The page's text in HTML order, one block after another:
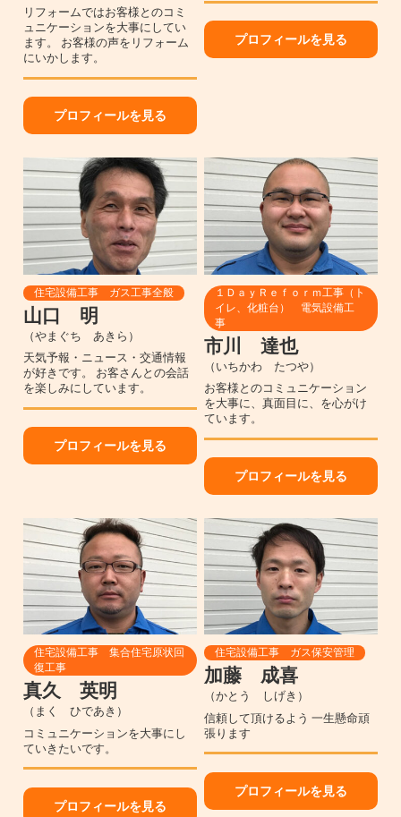
リフォームではお客様とのコミ
ュニケーションを大事にしてい
ます。 お客様の声をリフォーム
にいかします。
プロフィールを見る
プロフィールを見る
住宅設備工事 ガス工事全般
山口 明
（やまぐち あきら）
天気予報・ニュース・交通情報
が好きです。 お客さんとの会話
を楽しみにしています。
プロフィールを見る
１ＤａｙＲｅｆｏｒｍ工事（ト
イレ、化粧台） 電気設備工
事
市川 達也
（いちかわ たつや）
お客様とのコミュニケーション
を大事に、真面目に、を心がけ
ています。
プロフィールを見る
住宅設備工事 集合住宅原状回
復工事
真久 英明
（まく ひであき）
コミュニケーションを大事にし
ていきたいです。
プロフィールを見る
住宅設備工事 ガス保安管理
加藤 成喜
（かとう しげき）
信頼して頂けるよう 一生懸命頑
張ります
プロフィールを見る